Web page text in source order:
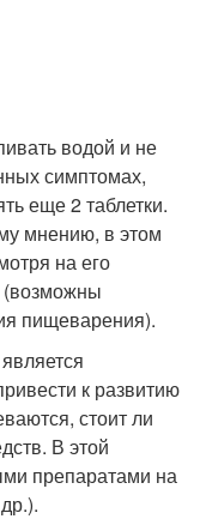
водой и не
симптомах,
еще 2 таблетки.
мнению, в этом
на его
(возможны
пищеварения).
к развитию
стоит ли
В этой
препаратами на